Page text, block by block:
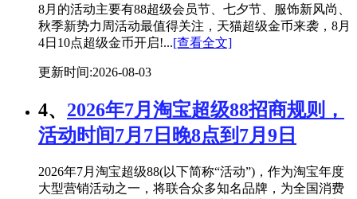
8月的活动主要有88超级会员节、七夕节、服饰新风尚、
秋季新势力周活动最值得关注，天猫超级金币来袭，8月
4日10点超级金币开启!...[查看全文]
更新时间:2026-08-03
4、 2026年7月淘宝超级88招商规则，
活动时间7月7日晚8点到7月9日
2026年7月淘宝超级88(以下简称“活动”)，作为淘宝年度
大型营销活动之一，将联合众多知名品牌，为全国消费